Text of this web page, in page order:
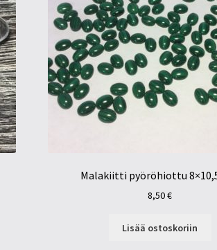
Malakiitti pyöröhiottu
8,50€
Lisää ostoskoriin